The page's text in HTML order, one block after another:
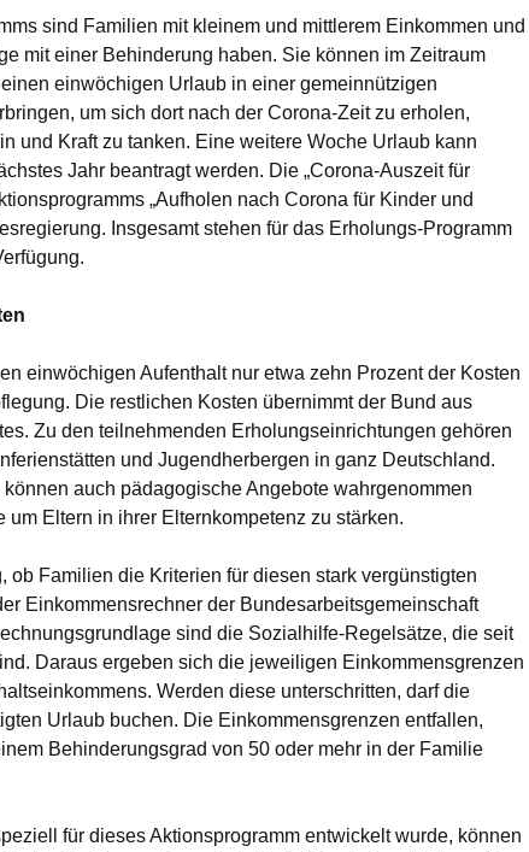
sind Familien mit kleinem und mittlerem Einkommen und
mit einer Behinderung haben. Sie können im Zeitraum
einwöchigen Urlaub in einer gemeinnützigen
um sich dort nach der Corona-Zeit zu erholen,
und Kraft zu tanken. Eine weitere Woche Urlaub kann
Jahr beantragt werden. Die „Corona-Auszeit für
„Aufholen nach Corona für Kinder und
Insgesamt stehen für das Erholungs-Programm
einwöchigen Aufenthalt nur etwa zehn Prozent der Kosten
Die restlichen Kosten übernimmt der Bund aus
Zu den teilnehmenden Erholungseinrichtungen gehören
und Jugendherbergen in ganz Deutschland.
auch pädagogische Angebote wahrgenommen
Eltern in ihrer Elternkompetenz zu stärken.
ob Familien die Kriterien für diesen stark vergünstigten
Einkommensrechner der Bundesarbeitsgemeinschaft
sind die Sozialhilfe-Regelsätze, die seit
Daraus ergeben sich die jeweiligen Einkommensgrenzen
Werden diese unterschritten, darf die
Urlaub buchen. Die Einkommensgrenzen entfallen,
Behinderungsgrad von 50 oder mehr in der Familie
für dieses Aktionsprogramm entwickelt wurde, können